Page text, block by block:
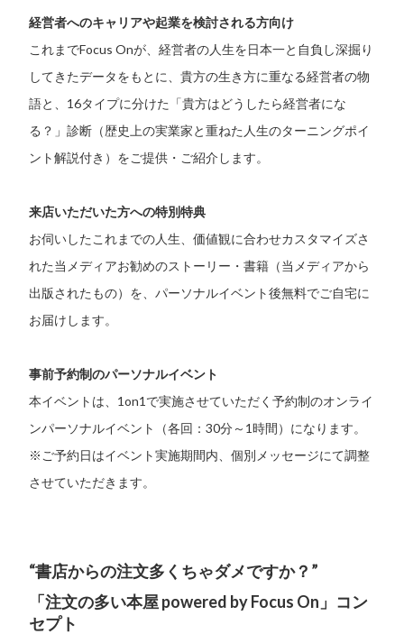
経営者へのキャリアや起業を検討される方向け
これまでFocus Onが、経営者の人生を日本一と自負し深掘り
してきたデータをもとに、貴方の生き方に重なる経営者の物
語と、16タイプに分けた「貴方はどうしたら経営者にな
る？」診断（歴史上の実業家と重ねた人生のターニングポイ
ント解説付き）をご提供・ご紹介します。
来店いただいた方への特別特典
お伺いしたこれまでの人生、価値観に合わせカスタマイズさ
れた当メディアお勧めのストーリー・書籍（当メディアから
出版されたもの）を、パーソナルイベント後無料でご自宅に
お届けします。
事前予約制のパーソナルイベント
本イベントは、1on1で実施させていただく予約制のオンライ
ンパーソナルイベント（各回：30分～1時間）になります。
※ご予約日はイベント実施期間内、個別メッセージにて調整
させていただきます。
“書店からの注文多くちゃダメですか？”
「注文の多い本屋 powered by Focus On」コン
セプト